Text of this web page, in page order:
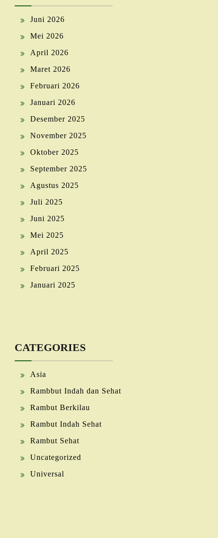
Juni 2026
Mei 2026
April 2026
Maret 2026
Februari 2026
Januari 2026
Desember 2025
November 2025
Oktober 2025
September 2025
Agustus 2025
Juli 2025
Juni 2025
Mei 2025
April 2025
Februari 2025
Januari 2025
CATEGORIES
Asia
Rambbut Indah dan Sehat
Rambut Berkilau
Rambut Indah Sehat
Rambut Sehat
Uncategorized
Universal